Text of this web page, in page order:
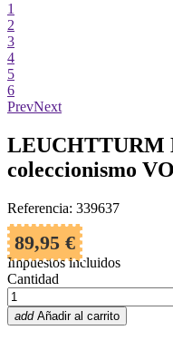
1
2
3
4
5
6
PrevNext
LEUCHTTURM
coleccionismo
Referencia: 339637
89,95 €
Impuestos incluidos
Cantidad
add Añadir al carrito